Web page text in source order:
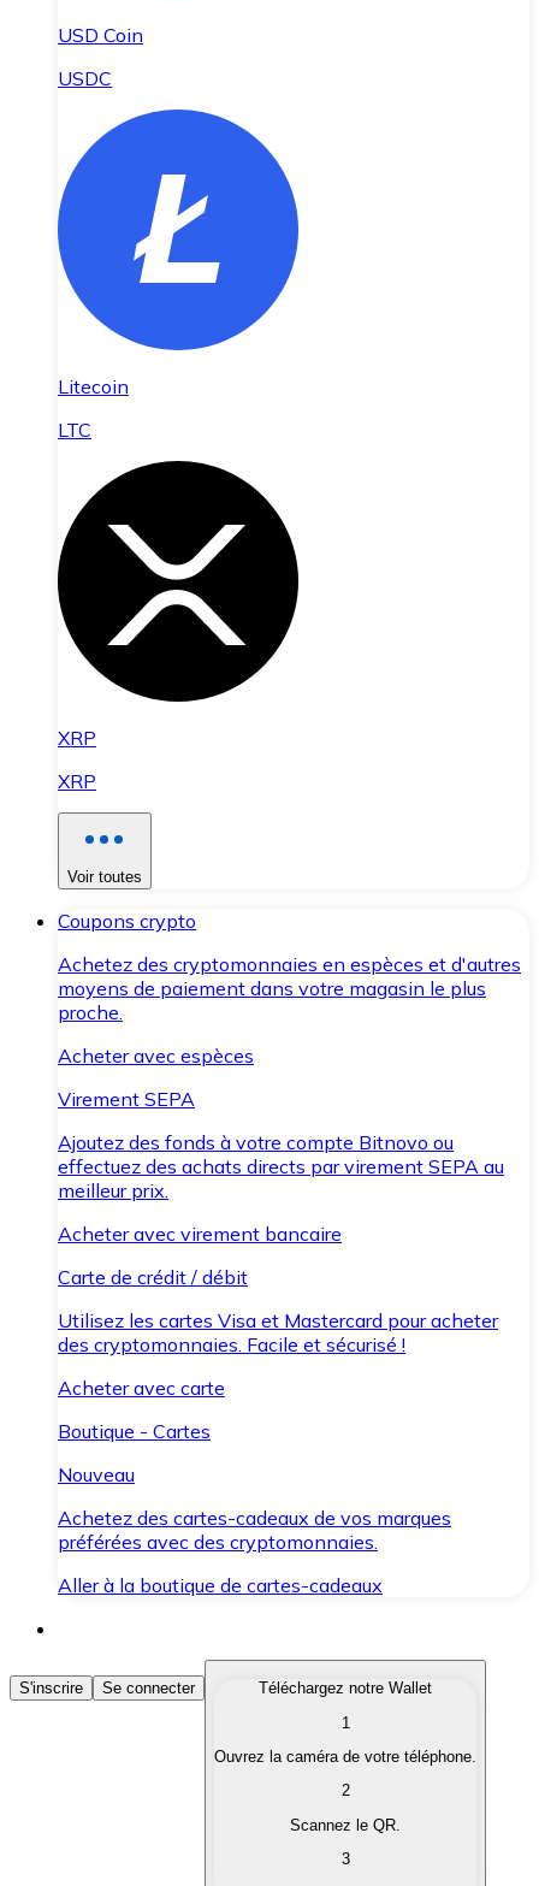
USD Coin
USDC
Litecoin
LTC
XRP
XRP
Voir toutes
Coupons crypto
Achetez des cryptomonnaies en espèces et d'autres
moyens de paiement dans votre magasin le plus
proche.
Acheter avec espèces
Virement SEPA
Ajoutez des fonds à votre compte Bitnovo ou
effectuez des achats directs par virement SEPA au
meilleur prix.
Acheter avec virement bancaire
Carte de crédit / débit
Utilisez les cartes Visa et Mastercard pour acheter
des cryptomonnaies. Facile et sécurisé !
Acheter avec carte
Boutique - Cartes
Nouveau
Achetez des cartes-cadeaux de vos marques
préférées avec des cryptomonnaies.
Aller à la boutique de cartes-cadeaux
Acheter des Cryptomonnaies
Achetez les cryptomonnaies qui vous intéressent
Convertissez vos cryptomonnaies en monnaie
S'inscrire Se connecter
Téléchargez notre Wallet
1
Ouvrez la caméra de votre téléphone.
2
Scannez le QR.
3